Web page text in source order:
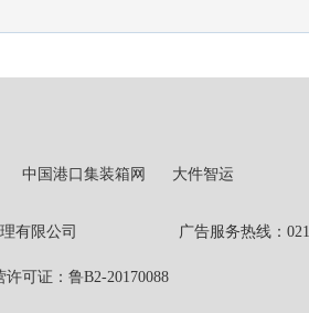
中国港口集装箱网
大件智运
管理有限公司 广告服务热线：021-
可证：鲁B2-20170088